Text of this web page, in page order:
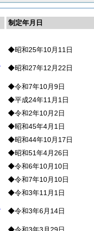
制定年月日
◆昭和25年10月11日
◆昭和27年12月22日
◆令和7年10月9日
◆平成24年11月1日
◆令和2年10月2日
◆昭和45年4月1日
◆昭和44年10月17日
◆昭和51年4月26日
◆令和6年10月10日
◆令和7年10月10日
◆令和3年11月1日
◆令和3年6月14日